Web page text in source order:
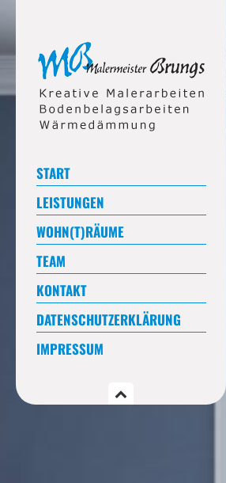
START
LEISTUNGEN
WOHN(T)RÄUME
TEAM
KONTAKT
DATENSCHUTZERKLÄRUNG
IMPRESSUM